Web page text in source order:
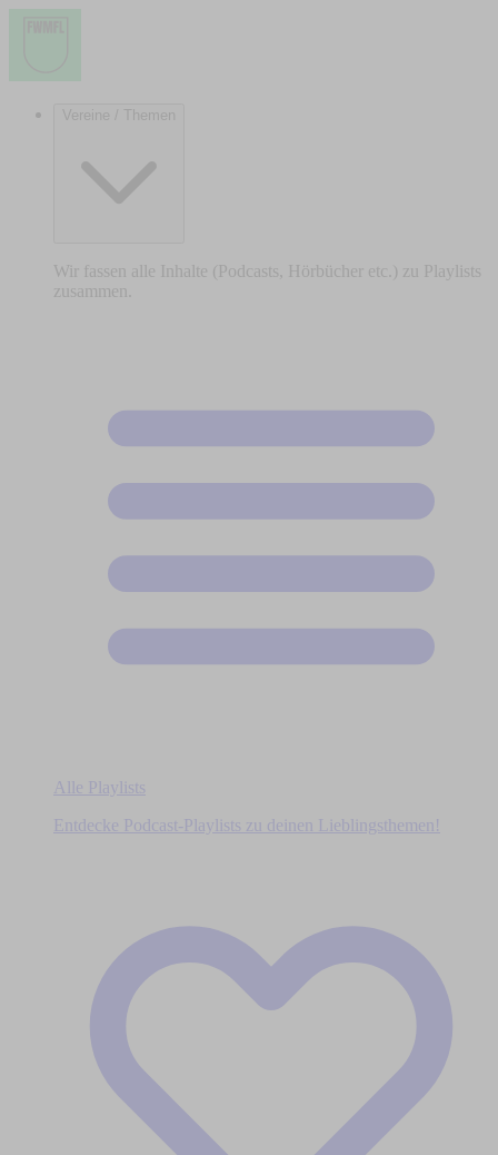
Vereine / Themen
Wir fassen alle Inhalte (Podcasts, Hörbücher etc.) zu Playlists
zusammen.
Alle Playlists
Entdecke Podcast-Playlists zu deinen Lieblingsthemen!